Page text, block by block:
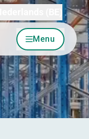
Menu